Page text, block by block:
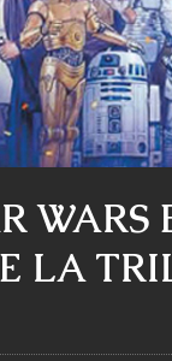
WARS
LA